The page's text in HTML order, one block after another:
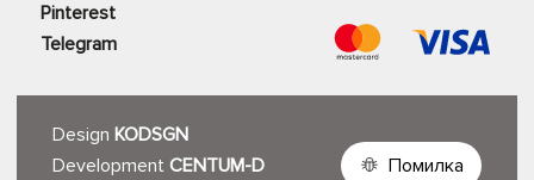
Pinterest
Telegram
Design KODSGN
Development CENTUM-D Помилка